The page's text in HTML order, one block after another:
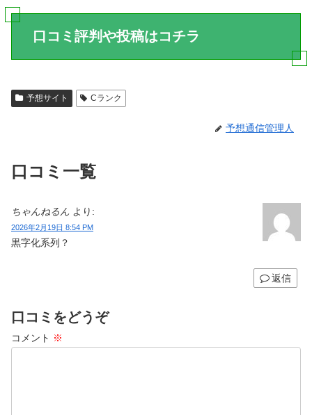
口コミ評判や投稿はコチラ
予想サイト Cランク
予想通信管理人
口コミ一覧
ちゃんねるん より:
2026年2月19日 8:54 PM
黒字化系列？
返信
口コミをどうぞ
コメント ※